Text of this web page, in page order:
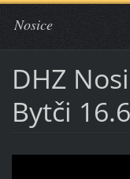
Nosice
DHZ
Bytči